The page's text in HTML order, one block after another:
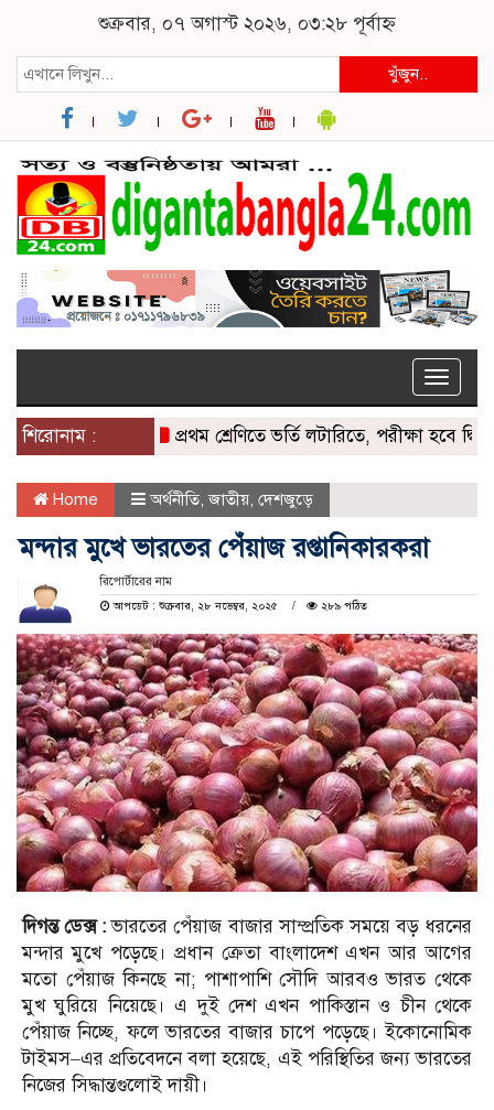
শুক্রবার, ০৭ অগাস্ট ২০২৬, ০৩:২৮ পূর্বাহ্ন
খুঁজুন..
Toggle
শিরোনাম :
প্রথম শ্রেণিতে ভর্তি লটারিতে, পরীক্ষা হবে দ্বিতীয়
Home অর্থনীতি ,জাতীয় দেশজুড়ে
মন্দার মুখে ভারতের পেঁয়াজ রপ্তানিকারকরা
রিপোর্টারের নাম
আপডেট : শুক্রবার, ২৮ নভেম্বর, ২০২৫
২৮৯ পঠিত
দিগন্ত ডেক্স :ভারতের পেঁয়াজ বাজার সাম্প্রতিক সময়ে বড় ধরনের
মন্দার মুখে পড়েছে। প্রধান ক্রেতা বাংলাদেশ এখন আর আগের
মতো পেঁয়াজ কিনছে না; পাশাপাশি সৌদি আরবও ভারত থেকে
মুখ ঘুরিয়ে নিয়েছে। এ দুই দেশ এখন পাকিস্তান ও চীন থেকে
পেঁয়াজ নিচ্ছে, ফলে ভারতের বাজার চাপে পড়েছে। ইকোনোমিক
টাইমস–এর প্রতিবেদনে বলা হয়েছে, এই পরিস্থিতির জন্য ভারতের
নিজের সিদ্ধান্তগুলোই দায়ী।